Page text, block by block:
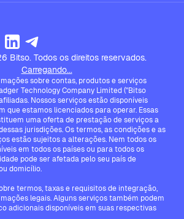
Bitso. Todos os direitos reservados.
Carregando...
sobre contas, produtos e serviços
Technology Company Limited ("Bitso
Nossos serviços estão disponíveis
que estamos licenciados para operar. Essas
uma oferta de prestação de serviços a
jurisdições. Os termos, as condições e as
estão sujeitos a alterações. Nem todos os
em todos os países ou para todos os
pode ser afetada pelo seu país de
domicílio.
termos, taxas e requisitos de integração,
legais. Alguns serviços também podem
adicionais disponíveis em suas respectivas